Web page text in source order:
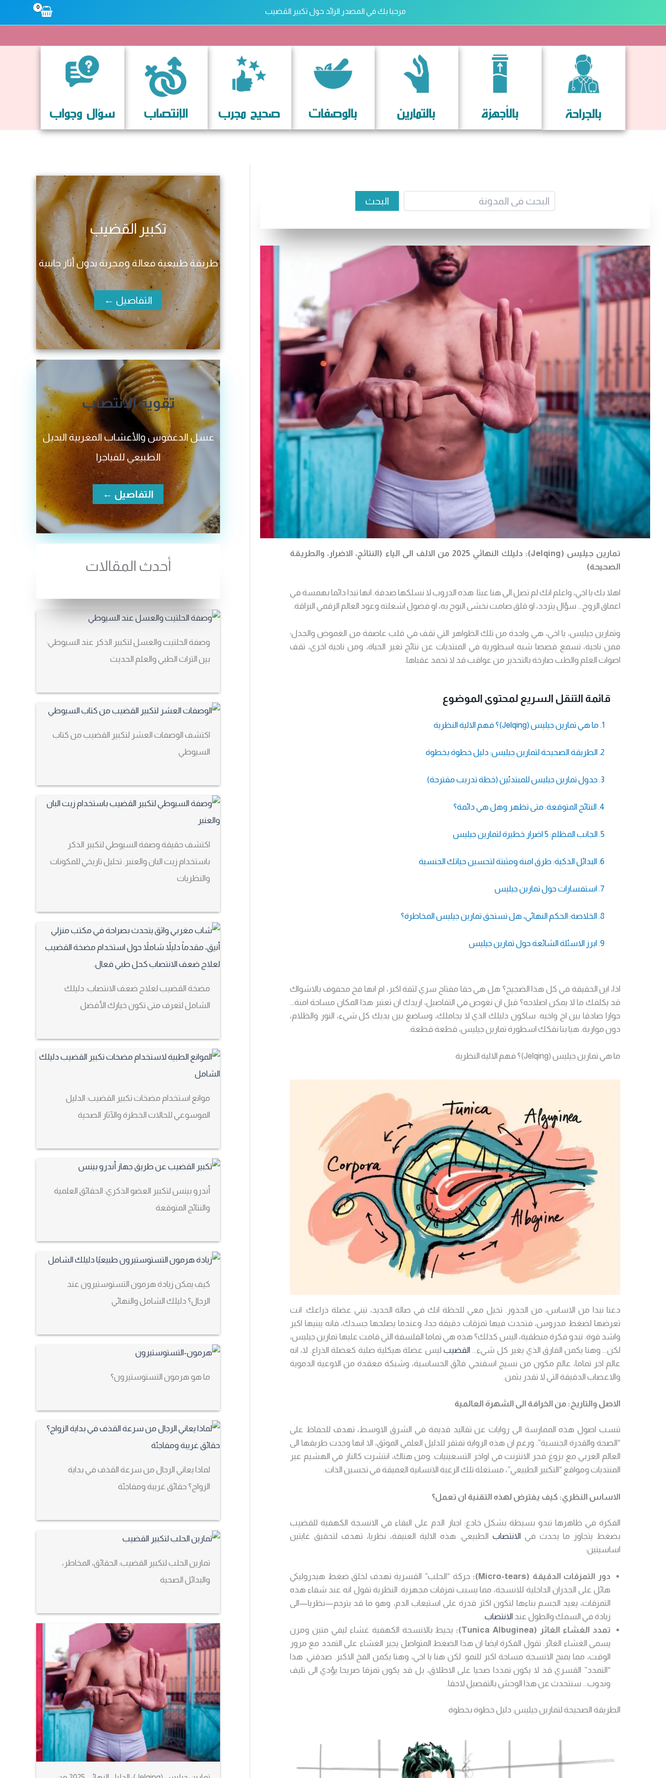
مرحبا بك في المصدر الرائد حول تكبير القضيب
البحث
تمارين جيليس (Jelqing): دليلك النهائي 2025 من الالف الى الياء (النتائج، الاضرار، والطريقة
الصحيحة)
اهلا بك يا اخي، واعلم انك لم تصل الى هنا عبثا. هذه الدروب لا نسلكها صدفة. انها تبدا دائما بهمسة في
اعماق الروح… سؤال يتردد، او قلق صامت نخشى البوح به، او فضول اشعلته وعود العالم الرقمي البراقة.
وتمارين جيليس، يا اخي، هي واحدة من تلك الظواهر التي تقف في قلب عاصفة من الغموض والجدل؛
فمن ناحية، تسمع قصصا شبه اسطورية في المنتديات عن نتائج تغير الحياة، ومن ناحية اخرى، تقف
اصوات العلم والطب صارخة بالتحذير من عواقب قد لا تحمد عقباها.
قائمة التنقل السريع لمحتوى الموضوع
1. ما هي تمارين جيليس (Jelqing)؟ فهم الالية النظرية
2. الطريقة الصحيحة لتمارين جيليس: دليل خطوة بخطوة
3. جدول تمارين جيليس للمبتدئين (خطة تدريب مقترحة)
4. النتائج المتوقعة: متى تظهر وهل هي دائمة؟
5. الجانب المظلم: 5 اضرار خطيرة لتمارين جيليس
6. البدائل الذكية: طرق امنة ومثبتة لتحسين حياتك الجنسية
7. استفسارات حول تمارين جيليس
8. الخلاصة: الحكم النهائي، هل تستحق تمارين جيليس المخاطرة؟
9. ابرز الاسئلة الشائعة حول تمارين جيليس
اذا، اين الحقيقة في كل هذا الضجيج؟ هل هي حقا مفتاح سري لثقة اكبر، ام انها فخ محفوف بالاشواك
قد يكلفك ما لا يمكن اصلاحه؟ قبل ان نغوص في التفاصيل، اريدك ان تعتبر هذا المكان مساحة امنة…
حوارا صادقا بين اخ واخيه. ساكون دليلك الذي لا يجاملك، وساضع بين يديك كل شيء، النور والظلام،
دون مواربة. هيا بنا نفكك اسطورة تمارين جيليس، قطعة قطعة.
ما هي تمارين جيليس (Jelqing)؟ فهم الالية النظرية
دعنا نبدا من الاساس، من الجذور. تخيل معي للحظة انك في صالة الحديد، تبني عضلة ذراعك. انت
تعرضها لضغط مدروس، فتحدث فيها تمزقات دقيقة جدا، وعندما يصلحها جسدك، فانه يبنيها اكبر
واشد قوة. تبدو فكرة منطقية، اليس كذلك؟ هذه هي تماما الفلسفة التي قامت عليها تمارين جيليس،
لكن… وهنا يكمن الفارق الذي يغير كل شيء… القضيب ليس عضلة هيكلية صلبة كعضلة الذراع. لا، انه
عالم اخر تماما، عالم مكون من نسيج اسفنجي فائق الحساسية، وشبكة معقدة من الاوعية الدموية
والاعصاب الدقيقة التي لا تقدر بثمن.
الاصل والتاريخ: من الخرافة الى الشهرة العالمية
تنسب اصول هذه الممارسة الى روايات عن تقاليد قديمة في الشرق الاوسط، تهدف للحفاظ على
“الصحة والقدرة الجنسية”. ورغم ان هذه الرواية تفتقر للدليل العلمي الموثق، الا انها وجدت طريقها الى
العالم الغربي مع بزوغ فجر الانترنت في اواخر التسعينيات. ومن هناك، انتشرت كالنار في الهشيم عبر
المنتديات ومواقع “التكبير الطبيعي”، مستغلة تلك الرغبة الانسانية العميقة في تحسين الذات.
الاساس النظري: كيف يفترض لهذه التقنية ان تعمل؟
الفكرة في ظاهرها تبدو بسيطة بشكل خادع: اجبار الدم على البقاء في الانسجة الكهفية للقضيب
بضغط يتجاوز ما يحدث في الانتصاب الطبيعي. هذه الالية العنيفة، نظريا، تهدف لتحقيق غايتين
اساسيتين:
دور التمزقات الدقيقة (Micro-tears):
حركة “الحلب” القسرية تهدف لخلق ضغط هيدروليكي
هائل على الجدران الداخلية للانسجة، مما يسبب تمزقات مجهرية. النظرية تقول انه عند شفاء هذه
التمزقات، يعيد الجسم بناءها لتكون اكثر قدرة على استيعاب الدم، وهو ما قد يترجم—نظريا—الى
زيادة في السمك والطول عند الانتصاب.
تمدد الغشاء الغائر (Tunica Albuginea):
يحيط بالانسجة الكهفية غشاء ليفي متين ومرن
يسمى الغشاء الغائر. تقول الفكرة ايضا ان هذا الضغط المتواصل يجبر الغشاء على التمدد مع مرور
الوقت، مما يمنح الانسجة مساحة اكبر للنمو. لكن هنا يا اخي، وهنا يكمن الفخ الاكبر. صدقني. هذا
“التمدد” القسري قد لا يكون تمددا صحيا على الاطلاق، بل قد يكون تمزقا صريحا يؤدي الى تليف
وندوب… سنتحدث عن هذا الوحش بالتفصيل لاحقا.
الطريقة الصحيحة لتمارين جيليس: دليل خطوة بخطوة
تكبير القضيب
طريقة طبيعية فعالة ومجربة بدون أثار جانبية
التفاصيل ←
تقوية الانتصاب
عسل الدغموس والأعشاب المغربية البديل
الطبيعي للفياجرا
التفاصيل ←
أحدث المقالات
وصفة الحلتيت والعسل لتكبير الذكر عند السيوطي:
بين التراث الطبي والعلم الحديث
اكتشف الوصفات العشر لتكبير القضيب من كتاب
السيوطي
اكتشف حقيقة وصفة السيوطي لتكبير الذكر
باستخدام زيت البان والعنبر. تحليل تاريخي للمكونات
والنظريات
مضخة القضيب لعلاج ضعف الانتصاب: دليلك
الشامل لتعرف متى تكون خيارك الأفضل
موانع استخدام مضخات تكبير القضيب: الدليل
الموسوعي للحالات الخطرة والآثار الصحية
أندرو بينس لتكبير العضو الذكري: الحقائق العلمية
والنتائج المتوقعة
كيف يمكن زيادة هرمون التستوستيرون عند
الرجال؟ دليلك الشامل والنهائي
ما هو هرمون التستوستيرون؟
لماذا يعاني الرجال من سرعة القذف في بداية
الزواج؟ حقائق غريبة ومفاجئة
تمارين الحلب لتكبير القضيب: الحقائق، المخاطر،
والبدائل الصحية